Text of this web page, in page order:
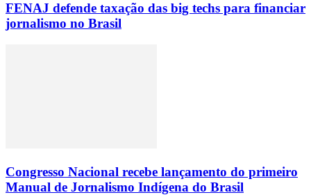
FENAJ defende taxação das big techs para financiar
jornalismo no Brasil
Congresso Nacional recebe lançamento do primeiro
Manual de Jornalismo Indígena do Brasil